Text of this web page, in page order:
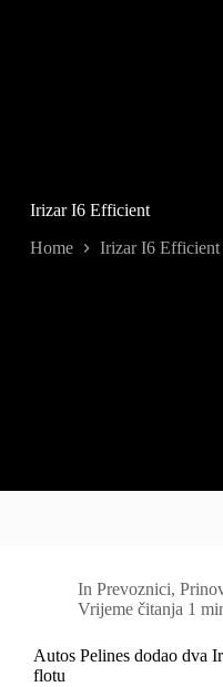
Irizar I6 Efficient
Home Irizar I6 Efficient
In Prevoznici,
Vrijeme čitanja 1
Autos Pelines dodao dva
flotu